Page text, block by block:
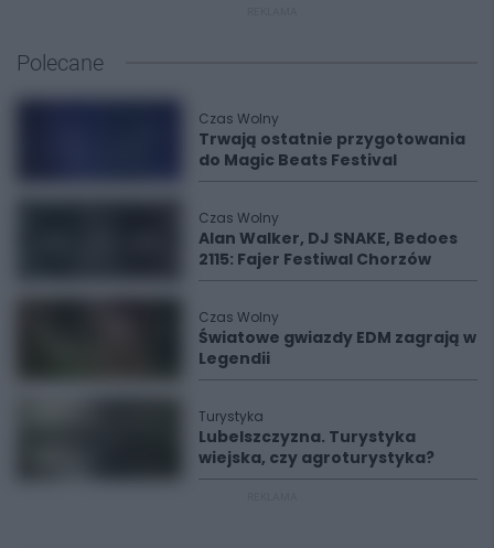
Polecane
Czas Wolny
Trwają ostatnie przygotowania
do Magic Beats Festival
Czas Wolny
Alan Walker, DJ SNAKE, Bedoes
2115: Fajer Festiwal Chorzów
Czas Wolny
Światowe gwiazdy EDM zagrają w
Legendii
Turystyka
Lubelszczyzna. Turystyka
wiejska, czy agroturystyka?